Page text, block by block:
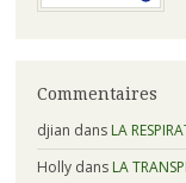
Commentaires
djian dans LA
Hollydans LA